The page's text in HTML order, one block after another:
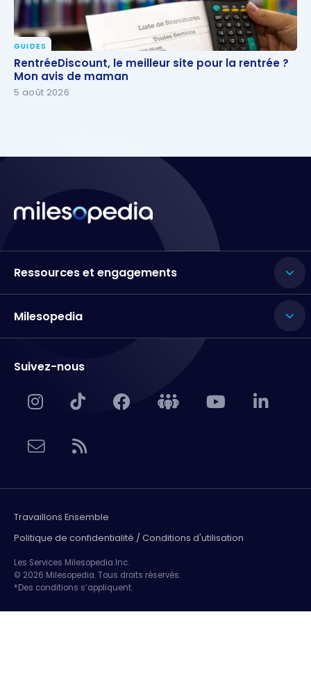
RentréeDiscount, le meilleur site pour la rentrée ?
Mon avis de maman
GUIDES
RentréeDiscount, le meilleur site pour la rentrée ?
Mon avis de maman
5 août 2026
Ressources et engagements
Milesopedia
Suivez-nous
Travaillons Ensemble
Politique de confidentialité / Conditions d'utilisation
Les Services Milesopedia Inc.
© 2026 Milesopedia. Tous droits réservés.
*Des conditions s’appliquent.